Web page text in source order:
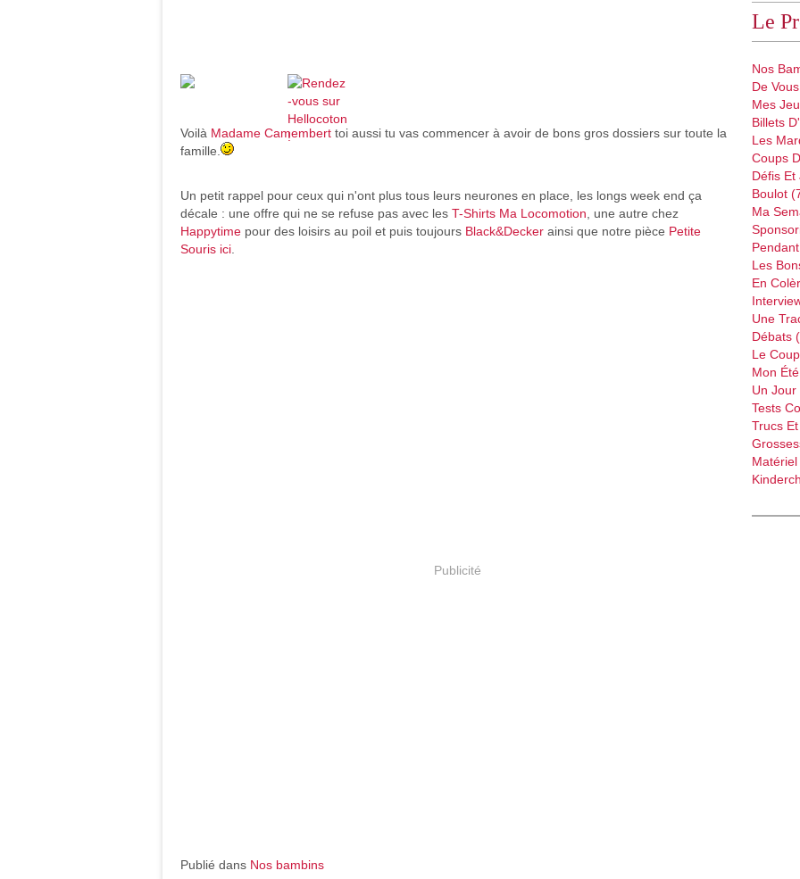
Voilà Madame Camembert toi aussi tu vas commencer à avoir de bons gros dossiers sur toute la
famille.
Un petit rappel pour ceux qui n'ont plus tous leurs neurones en place, les longs week end ça
décale : une offre qui ne se refuse pas avec les T-Shirts Ma Locomotion , une autre chez
Happytime pour des loisirs au poil et puis toujours Black&Decker ainsi que notre pièce Petite
Souris ici
Publicité
Publié dans Nos bambins
Le
Nos
De
Mes
Billets
Les
Coups
Défis Et
Boulot
Ma
Les
En
Une
Débats
Le
Mon
Un
Tests
Trucs